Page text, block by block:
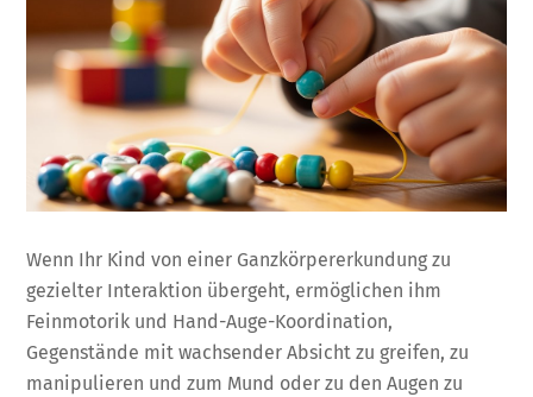
Wenn Ihr Kind von einer Ganzkörpererkundung zu
gezielter Interaktion übergeht, ermöglichen ihm
Feinmotorik und Hand-Auge-Koordination,
Gegenstände mit wachsender Absicht zu greifen, zu
manipulieren und zum Mund oder zu den Augen zu